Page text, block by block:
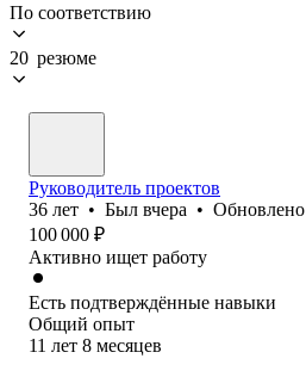
По соответствию
20 резюме
Руководитель проектов
36 лет • Был вчера • Обновлено
100 000 ₽
Активно ищет работу
Есть подтверждённые навыки
Общий опыт
11 лет 8 месяцев